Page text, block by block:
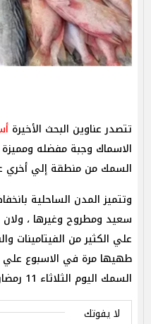
تتصدر عناوين البحث الأخيرة
الاسماك وجبة مفضله
السمك من منطقة إلي أخري
وتتميز المدن الساحلية
سعيد ومطروح وغيرها ،
علي الكثير من الفيتامينات
طهيها مرة في الاسبوع
السمك اليوم الثلاثاء 11 رمضان بسوق العبور.
لا يفوتك